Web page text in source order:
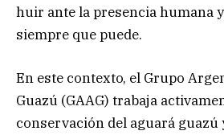
huir ante la presencia humana
siempre que puede.
En este contexto, el Grupo
Guazú (GAAG) trabaja
conservación del aguará guazú